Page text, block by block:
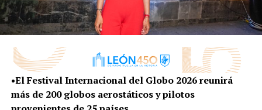
Mientras tanto, el Parque Metropolitano fue visitado
por 87 mil 431 personas, de las cuales el 81% accedieron
a las instalaciones con el Pásale Gratis; el Zoológico
incrementó un 35.6% en el número de visitantes
comparado al 2024, con 113 mil 288 asistentes en esta
edición y 46 mil 340 personas disfrutaron de las
actividades en el Parque Explora.
•El Festival Internacional del Globo 2026 reunirá
más de 200 globos aerostáticos y pilotos